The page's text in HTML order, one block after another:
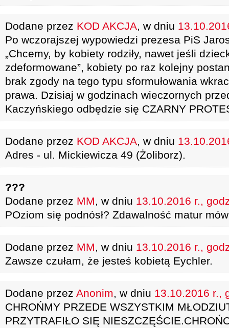
Dodane przez KOD AKCJA, w dniu
Po wczorajszej wypowiedzi prezesa PiS
„Chcemy, by kobiety rodziły, nawet jeśli
zdeformowane”, kobiety po raz kolejny
brak zgody na tego typu sformułowania
prawa. Dzisiaj w godzinach wieczornych
Kaczyńskiego odbędzie się CZARNY
Dodane przez KOD AKCJA, w dniu
Adres - ul. Mickiewicza 49 (Żoliborz).
???
Dodane przez MM, w dniu 13.10.2016 r.,
POziom się podnósł? Zdawalność matur
Dodane przez MM, w dniu 13.10.2016 r.,
Zawsze czułam, że jesteś kobietą Eychler.
Dodane przez Anonim, w dniu 13.10.2016 r.,
CHROŃMY PRZEDE WSZYSTKIM
PRZYTRAFIŁO SIĘ